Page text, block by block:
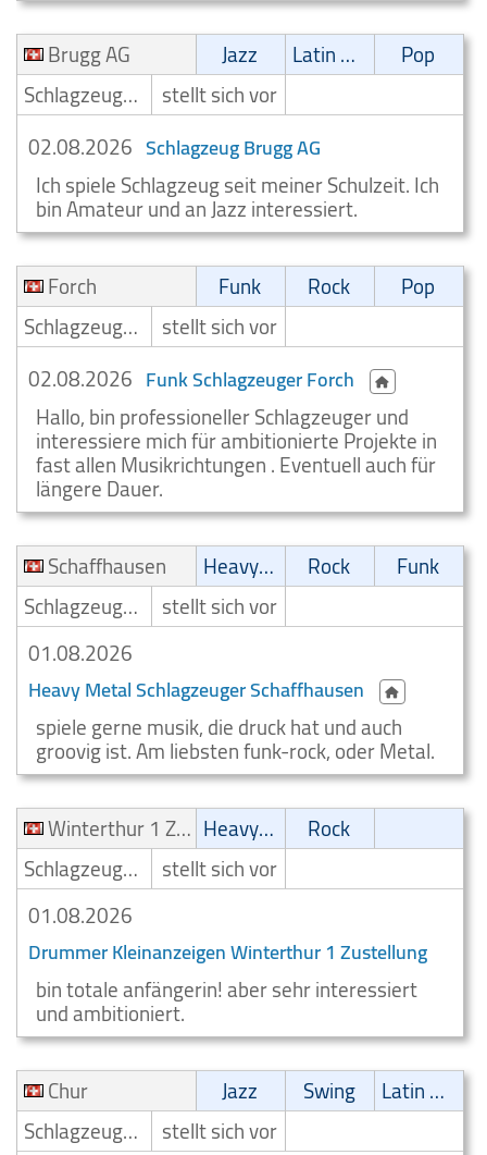
Brugg AG
Jazz Latin Musik
Pop
Schlagzeuger/Drummer
stellt sich vor
02.08.2026 Schlagzeug Brugg AG
Ich spiele Schlagzeug seit meiner Schulzeit. Ich
bin Amateur und an Jazz interessiert.
Forch
Funk Rock
Pop
Schlagzeuger/Drummer
stellt sich vor
02.08.2026 Funk Schlagzeuger Forch
Hallo, bin professioneller Schlagzeuger und
interessiere mich für ambitionierte Projekte in
fast allen Musikrichtungen . Eventuell auch für
längere Dauer.
Schaffhausen
Heavy-Metal Rock
Funk
Schlagzeuger/Drummer
stellt sich vor
01.08.2026
Heavy Metal Schlagzeuger Schaffhausen
spiele gerne musik, die druck hat und auch
groovig ist. Am liebsten funk-rock, oder Metal.
Winterthur 1 Zustellung
Heavy-Metal
Rock
Schlagzeuger/Drummer
stellt sich vor
01.08.2026
Drummer Kleinanzeigen Winterthur 1 Zustellung
bin totale anfängerin! aber sehr interessiert
und ambitioniert.
Chur
Jazz Swing
Latin Musik
Schlagzeuger/Drummer
stellt sich vor